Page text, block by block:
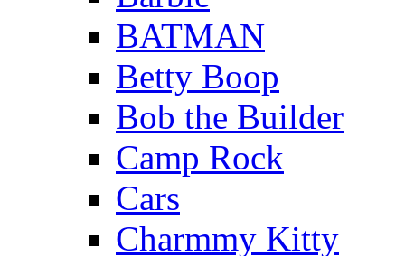
BATMAN
Betty Boop
Bob the Builder
Camp Rock
Cars
Charmmy Kitty